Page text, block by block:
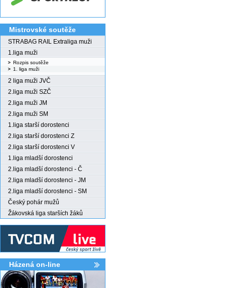
Mistrovské soutěže
STRABAG RAIL Extraliga muži
1.liga muži
Rozpis soutěže
1. liga muži
2 liga muži JVČ
2.liga muži SZČ
2.liga muži JM
2.liga muži SM
1.liga starší dorostenci
2.liga starší dorostenci Z
2.liga starší dorostenci V
1.liga mladší dorostenci
2.liga mladší dorostenci - Č
2.liga mladší dorostenci - JM
2.liga mladší dorostenci - SM
Český pohár mužů
Žákovská liga starších žáků
Házená on-line